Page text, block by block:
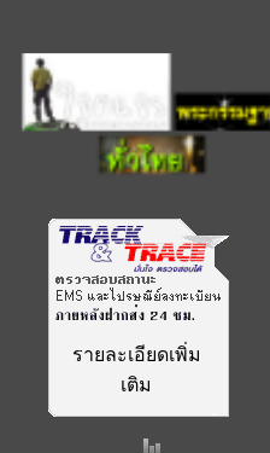
รายละเอียดเพิ่ม
เติม